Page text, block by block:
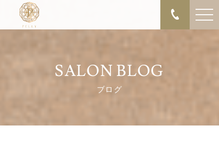
SALON BLOG
ブログ